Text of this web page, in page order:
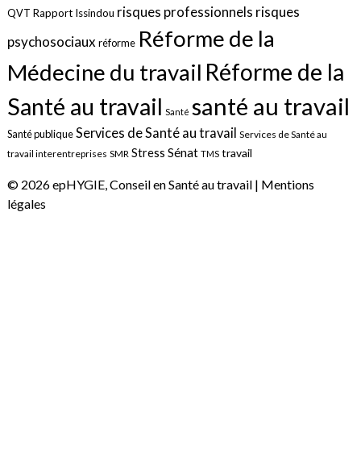
QVT Rapport Issindou risques professionnels risques
psychosociaux réforme Réforme de la
Médecine du travail Réforme de la
Santé au travail Santé santé au travail
Santé publiqueServices de Santé au travail Services de Santé au
travail interentreprises SMR Stress Sénat TMS travail
© 2026 epHYGIE, Conseil en Santé au travail | Mentions
légales